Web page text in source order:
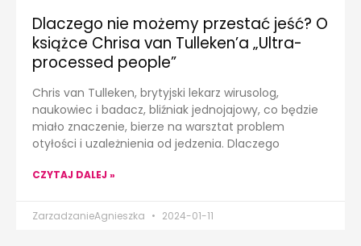
Dlaczego nie możemy przestać jeść? O
książce Chrisa van Tulleken’a „Ultra-
processed people”
Chris van Tulleken, brytyjski lekarz wirusolog,
naukowiec i badacz, bliźniak jednojajowy, co będzie
miało znaczenie, bierze na warsztat problem
otyłości i uzależnienia od jedzenia. Dlaczego
CZYTAJ DALEJ »
ZarzadzanieAgnieszka 2024-01-11